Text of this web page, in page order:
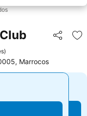
Partilhar
)
Marrocos